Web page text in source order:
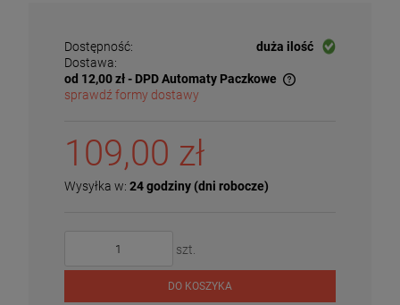
Dostępność:
duża ilość
Dostawa:
od 12,00 zł- DPD Automaty Paczkowe
Cena nie zawiera ewentualnych kosztów płatności
sprawdź formy dostawy
109,00 zł
Wysyłka w: 24 godziny (dni robocze)
szt.
DO KOSZYKA